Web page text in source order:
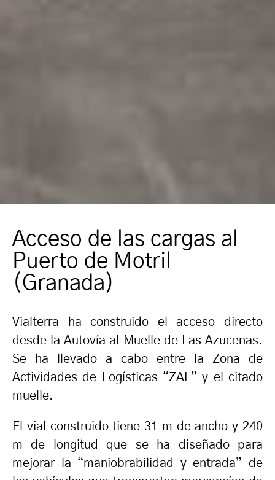
Acceso de las cargas al
Puerto de Motril
(Granada)
Vialterra ha construido el acceso directo
desde la Autovía al Muelle de Las Azucenas.
Se ha llevado a cabo entre la Zona de
Actividades de Logísticas “ZAL” y el citado
muelle.
El vial construido tiene 31 m de ancho y 240
m de longitud que se ha diseñado para
mejorar la “maniobrabilidad y entrada” de